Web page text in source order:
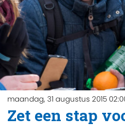
maandag, 31 augustus 2015
Zet een stap